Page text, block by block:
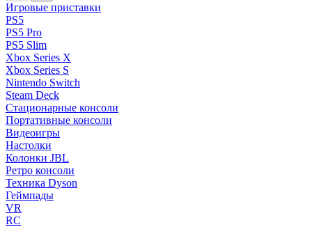
Игровые приставки
PS5
PS5 Pro
PS5 Slim
Xbox Series X
Xbox Series S
Nintendo Switch
Steam Deck
Стационарные консоли
Портативные консоли
Видеоигры
Настолки
Колонки JBL
Ретро консоли
Техника Dyson
Геймпады
VR
RC